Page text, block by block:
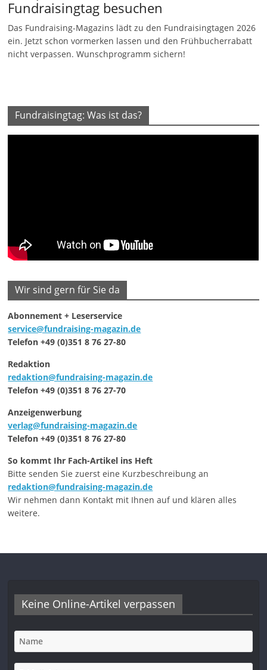
Fundraisingtag besuchen
Das Fundraising-Magazins lädt zu den Fundraisingtagen 2026
ein. Jetzt schon vormerken lassen und den Frühbucherrabatt
nicht verpassen. Wunschprogramm sichern!
Fundraisingtag: Was ist das?
Wir sind gern für Sie da
Abonnement + Leserservice
service@fundraising-magazin.de
Telefon +49 (0)351 8 76 27-80
Redaktion
redaktion@fundraising-magazin.de
Telefon +49 (0)351 8 76 27-70
Anzeigenwerbung
verlag@fundraising-magazin.de
Telefon +49 (0)351 8 76 27-80
So kommt Ihr Fach-Artikel ins Heft
Bitte senden Sie zuerst eine Kurzbeschreibung an
redaktion@fundraising-magazin.de
Wir nehmen dann Kontakt mit Ihnen auf und klären alles
weitere.
Keine Online-Artikel verpassen